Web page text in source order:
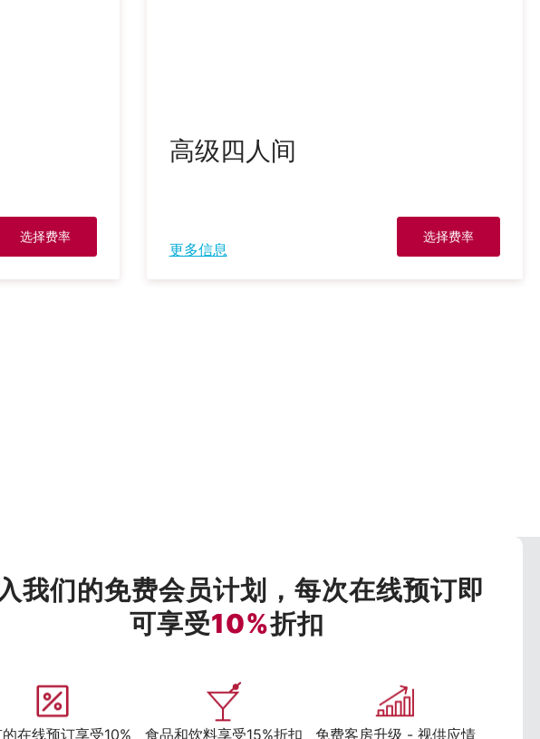
选择费率
高级四人间
更多信息
选择费率
我们的免费会员计划，每次在线预订即
可享受10%折扣
的在线预订享受10% 食品和饮料享受15%折扣 免费客房升级 - 视供应情